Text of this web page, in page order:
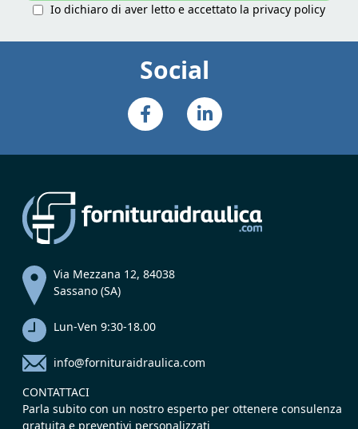
Io dichiaro di aver letto e accettato la privacy policy
Social
Via Mezzana 12, 84038
Sassano (SA)
Lun-Ven 9:30-18.00
info@fornituraidraulica.com
CONTATTACI
Parla subito con un nostro esperto per ottenere consulenza
gratuita e preventivi personalizzati